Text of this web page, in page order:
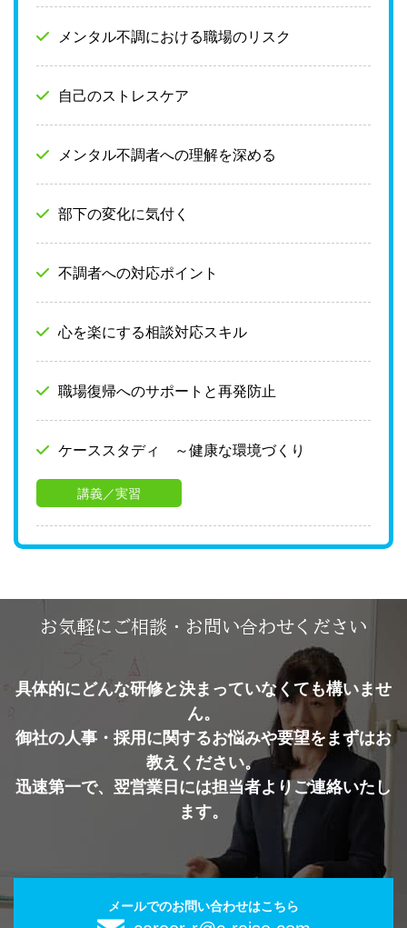
メンタル不調における職場のリスク
自己のストレスケア
メンタル不調者への理解を深める
部下の変化に気付く
不調者への対応ポイント
心を楽にする相談対応スキル
職場復帰へのサポートと再発防止
ケーススタディ ～健康な環境づくり
講義／実習
お気軽にご相談・お問い合わせください
具体的にどんな研修と決まっていなくても構いませ
ん。
御社の人事・採用に関するお悩みや要望をまずはお
教えください。
迅速第一で、翌営業日には担当者よりご連絡いたし
ます。
メールでのお問い合わせはこちら